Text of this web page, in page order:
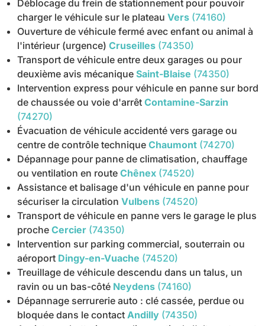
Déblocage du frein de stationnement pour pouvoir
charger le véhicule sur le plateau Vers (74160)
Ouverture de véhicule fermé avec enfant ou animal à
l'intérieur (urgence) Cruseilles (74350)
Transport de véhicule entre deux garages ou pour
deuxième avis mécanique Saint-Blaise (74350)
Intervention express pour véhicule en panne sur bord
de chaussée ou voie d'arrêt Contamine-Sarzin
(74270)
Évacuation de véhicule accidenté vers garage ou
centre de contrôle technique Chaumont (74270)
Dépannage pour panne de climatisation, chauffage
ou ventilation en route Chênex (74520)
Assistance et balisage d'un véhicule en panne pour
sécuriser la circulation Vulbens (74520)
Transport de véhicule en panne vers le garage le plus
proche Cercier (74350)
Intervention sur parking commercial, souterrain ou
aéroport Dingy-en-Vuache (74520)
Treuillage de véhicule descendu dans un talus, un
ravin ou un bas-côté Neydens (74160)
Dépannage serrurerie auto : clé cassée, perdue ou
bloquée dans le contact Andilly (74350)